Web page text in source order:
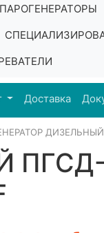
Доставка